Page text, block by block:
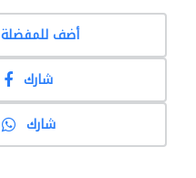
أضف للمفضلة
شارك
شارك